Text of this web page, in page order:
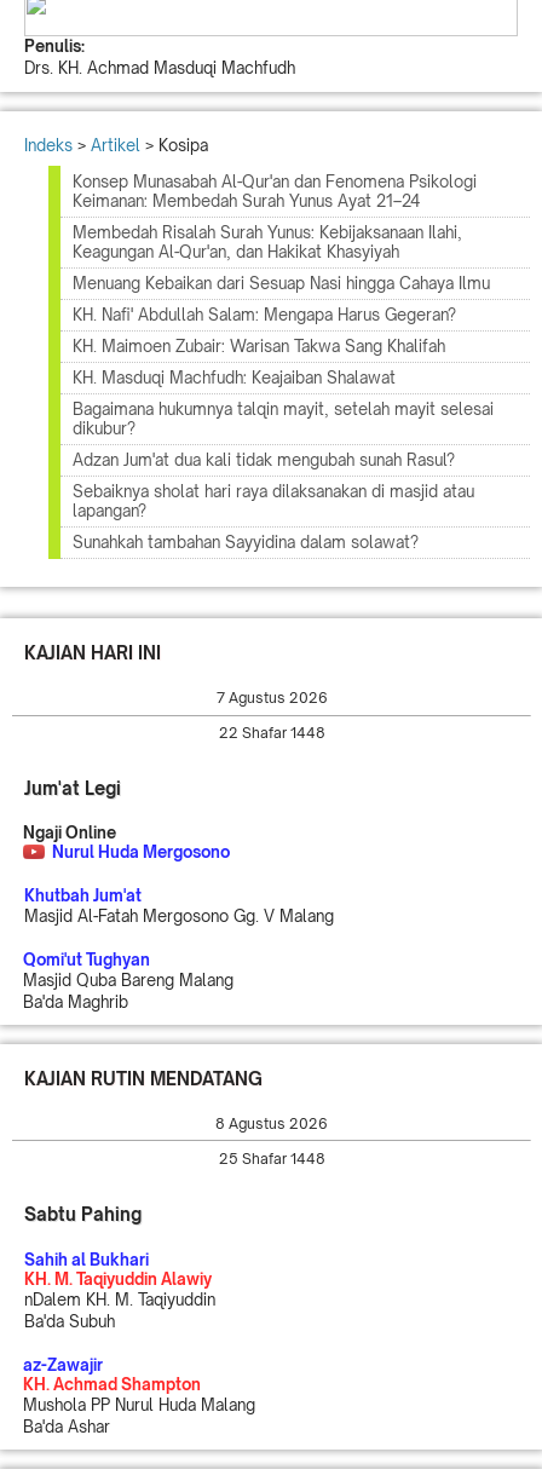
Penulis:
Drs. KH. Achmad Masduqi Machfudh
Indeks > Artikel > Kosipa
Konsep Munasabah Al-Qur'an dan Fenomena Psikologi
Keimanan: Membedah Surah Yunus Ayat 21–24
Membedah Risalah Surah Yunus: Kebijaksanaan Ilahi,
Keagungan Al-Qur'an, dan Hakikat Khasyiyah
Menuang Kebaikan dari Sesuap Nasi hingga Cahaya Ilmu
KH. Nafi' Abdullah Salam: Mengapa Harus Gegeran?
KH. Maimoen Zubair: Warisan Takwa Sang Khalifah
KH. Masduqi Machfudh: Keajaiban Shalawat
Bagaimana hukumnya talqin mayit, setelah mayit selesai
dikubur?
Adzan Jum'at dua kali tidak mengubah sunah Rasul?
Sebaiknya sholat hari raya dilaksanakan di masjid atau
lapangan?
Sunahkah tambahan Sayyidina dalam solawat?
KAJIAN HARI INI
7 Agustus 2026
22 Shafar 1448
Jum'at Legi
Ngaji Online
Nurul Huda Mergosono
Khutbah Jum'at
Masjid Al-Fatah Mergosono Gg. V Malang
Qomi'ut Tughyan
Masjid Quba Bareng Malang
Ba'da Maghrib
KAJIAN RUTIN MENDATANG
8 Agustus 2026
25 Shafar 1448
Sabtu Pahing
Sahih al Bukhari
KH. M. Taqiyuddin Alawiy
nDalem KH. M. Taqiyuddin
Ba'da Subuh
az-Zawajir
KH. Achmad Shampton
Mushola PP Nurul Huda Malang
Ba'da Ashar